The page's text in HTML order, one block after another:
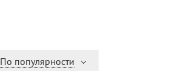
По популярности